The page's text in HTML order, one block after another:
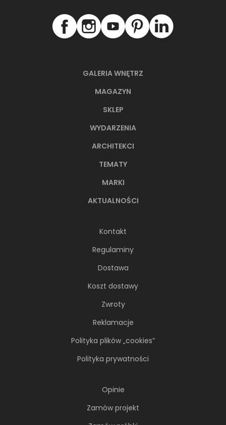
GALERIA WNĘTRZ
MAGAZYN
SKLEP
WYDARZENIA
ARCHITEKCI
TEMATY
MARKI
AKTUALNOŚCI
Kontakt
Regulaminy
Dostawa
Koszt dostawy
Zwroty
Reklamacje
Polityka plików „cookies”
Polityka prywatności
Opinie
Zamów projekt